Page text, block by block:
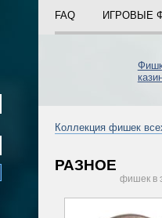
FAQ ИГРОВЫЕ
Коллекция фишек
РАЗНОЕ
фишек в